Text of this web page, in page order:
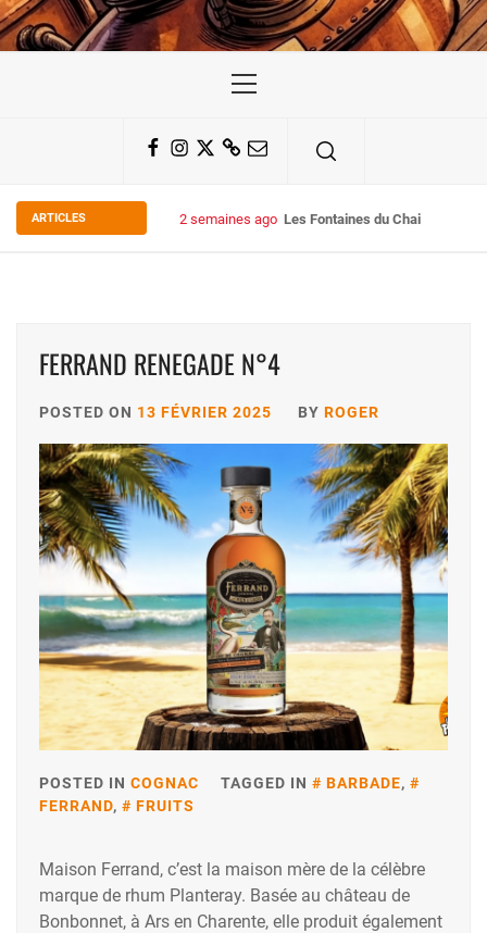
Menu
Facebook
Instagram
TwitterSubstack
Email
ARTICLES 2 semaines ago Les Fontaines du Chais 27
FERRAND RENEGADE N°4
POSTED ON 13 FÉVRIER 2025 BY ROGER
POSTED IN COGNAC TAGGED IN BARBADE,
FERRAND, FRUITS
Maison Ferrand, c’est la maison mère de la célèbre
marque de rhum Planteray. Basée au château de
Bonbonnet, à Ars en Charente, elle produit également